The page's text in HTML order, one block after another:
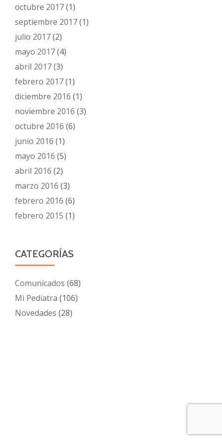
octubre 2017(1)
septiembre 2017(1)
julio 2017(2)
mayo 2017(4)
abril 2017(3)
febrero 2017(1)
diciembre 2016 (1)
noviembre 2016 (3)
octubre 2016 (6)
junio 2016 (1)
mayo 2016 (5)
abril 2016 (2)
marzo 2016 (3)
febrero 2016 (6)
febrero 2015 (1)
CATEGORÍAS
Comunicados (68)
Mi Pediatra (106)
Novedades (28)